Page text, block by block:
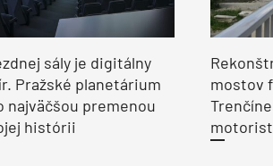
sály je digitálny
Pražské planetárium
najväčšou premenou
histórii
mostov